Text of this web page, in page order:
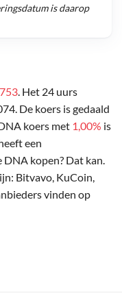
. Het 24 uurs
De koers is gedaald
koers met 1,00% is
een
kopen? Dat kan.
Bitvavo, KuCoin,
vinden op
is daarop